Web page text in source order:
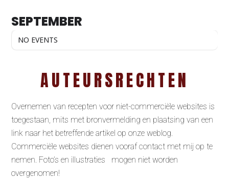
SEPTEMBER
NO EVENTS
AUTEURSRECHTEN
Overnemen van recepten voor niet-commerciële websites is
toegestaan, mits met bronvermelding en plaatsing van een
link naar het betreffende artikel op onze weblog.
Commerciële websites dienen vooraf contact met mij op te
nemen. Foto’s en illustraties mogen niet worden
overgenomen!